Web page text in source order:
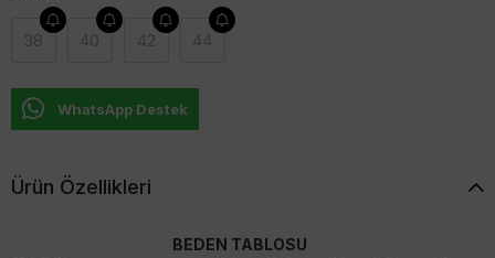
38 40 42 44
WhatsApp Destek
Ürün Özellikleri
BEDEN TABLOSU